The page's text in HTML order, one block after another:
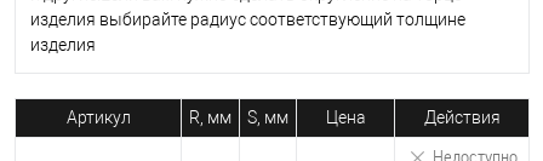
изделия выбирайте радиус соответствующий толщине
изделия
Артикул R, мм S, мм Цена Действия
Недоступно